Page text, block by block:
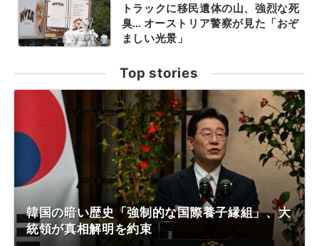
トラックに移民遺体の山、強烈な死
臭… オーストリア警察が見た「おぞ
ましい光景」
Top stories
韓国の暗い歴史「強制的な国際養子縁組」、大
統領が真相解明を約束